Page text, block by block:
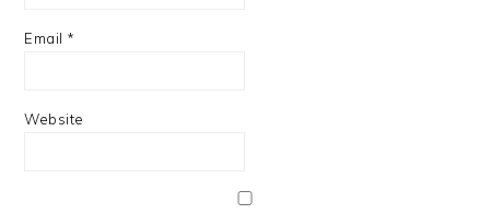
Email *
Website